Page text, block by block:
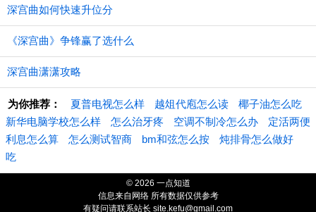
深宫曲如何快速升位分
《深宫曲》争锋赢了选什么
深宫曲潇潇攻略
为你推荐： 夏普电视怎么样 越俎代庖怎么读
椰子油怎么吃
新华电脑学校怎么样
怎么治牙疼 空调不制冷怎么办
定活两便
利息怎么算
怎么测试智商 bm和弦怎么按
炖排骨怎么做好
吃
© 2026 一点知道
信息来自网络 所有数据仅供参考
有疑问请联系站长 site.kefu@gmail.com